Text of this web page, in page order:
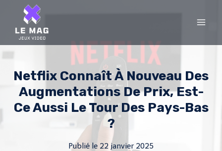
content
Netflix Connaît À Nouveau Des
Augmentations De Prix, Est-
Ce Aussi Le Tour Des Pays-Bas
?
Publié le 22 janvier 2025